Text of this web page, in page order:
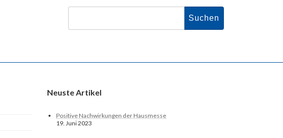
Neuste Artikel
Positive Nachwirkungen der Hausmesse
19. Juni 2023